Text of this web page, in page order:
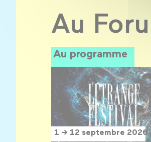
Au
Au programme
1 → 12 septembre 2026